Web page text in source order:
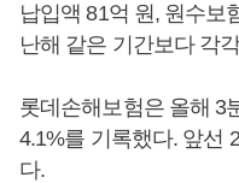
납입액 81억 원, 원수보
난해 같은 기간보다 각
롯데손해보험은 올해 3
4.1%를 기록했다. 앞선
다.